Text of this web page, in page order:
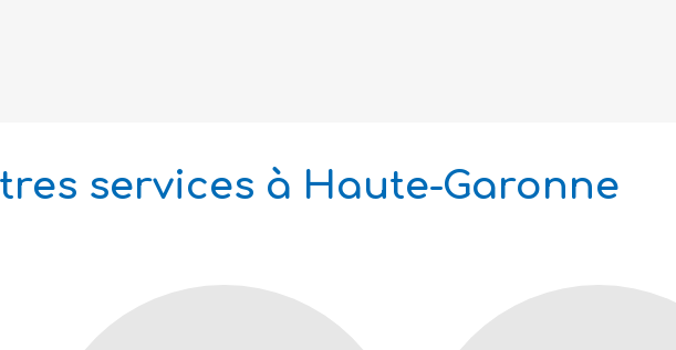
services à Haute-Garonne